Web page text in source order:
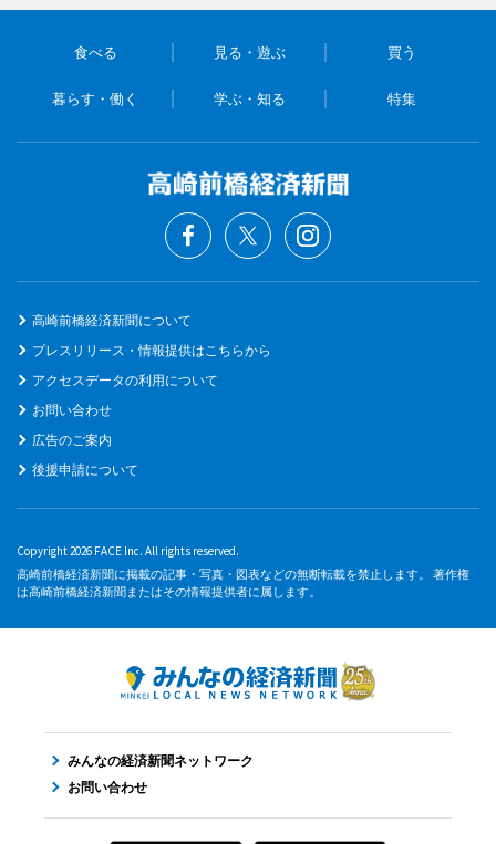
食べる 見る・遊ぶ 買う
暮らす・働く 学ぶ・知る 特集
高崎前橋経済新聞について
プレスリリース・情報提供はこちらから
アクセスデータの利用について
お問い合わせ
広告のご案内
後援申請について
Copyright 2026 FACE Inc. All rights reserved.
高崎前橋経済新聞に掲載の記事・写真・図表などの無断転載を禁止します。 著作権
は高崎前橋経済新聞またはその情報提供者に属します。
みんなの経済新聞ネットワーク
お問い合わせ